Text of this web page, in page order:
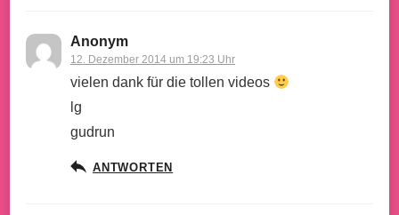
Anonym
12. Dezember 2014 um 19:23 Uhr
vielen dank für die tollen videos
lg
gudrun
ANTWORTEN